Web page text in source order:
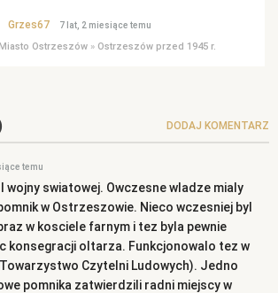
Grzes67 7 lat, 2 miesiące temu
Miasto Ostrzeszów » Ostrzeszów przed 1945 r.
DODAJ KOMENTARZ
temu
wojny swiatowej. Owczesne wladze mialy
w Ostrzeszowie. Nieco wczesniej byl
w kosciele farnym i tez byla pewnie
konsegracji oltarza. Funkcjonowalo tez w
Czytelni Ludowych). Jedno
pomnika zatwierdzili radni miejscy w